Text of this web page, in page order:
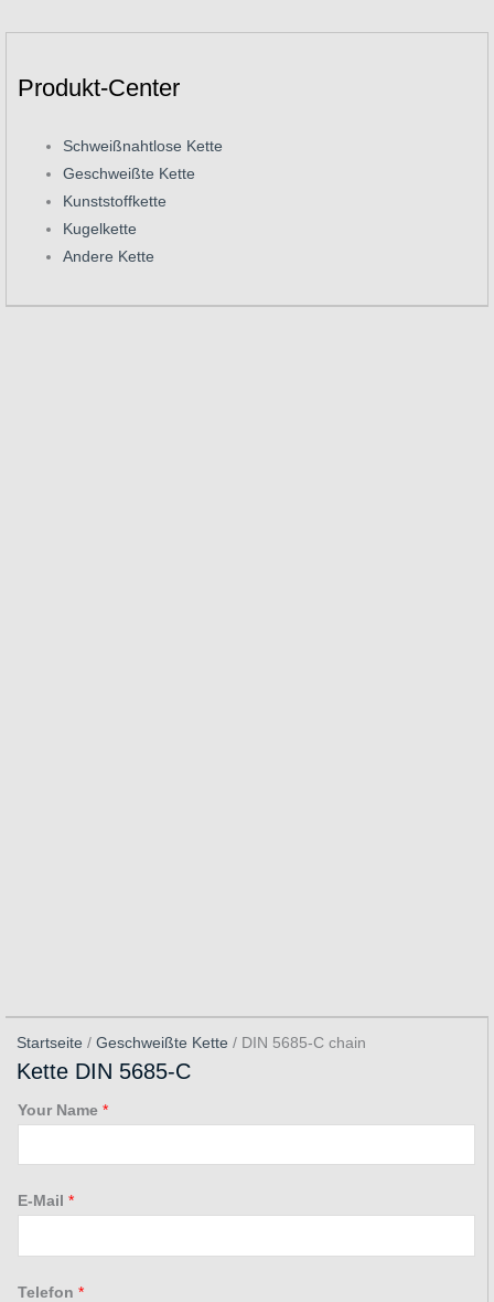
Produkt-Center
Schweißnahtlose Kette
Geschweißte Kette
Kunststoffkette
Kugelkette
Andere Kette
Startseite / Geschweißte Kette / DIN 5685-C chain
Kette DIN 5685-C
Your Name *
E-Mail *
Telefon *